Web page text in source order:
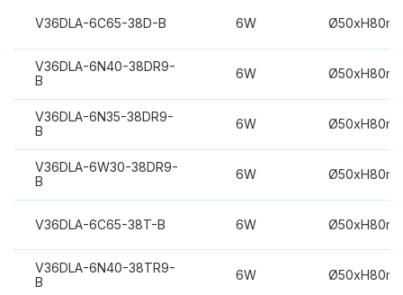
V36DLA-6C65-38D-B 6W
V36DLA-6N40-38DR9-
B
6W
V36DLA-6N35-38DR9-
B
6W
V36DLA-6W30-38DR9-
B
6W
V36DLA-6C65-38T-B 6W
V36DLA-6N40-38TR9-
B
6W